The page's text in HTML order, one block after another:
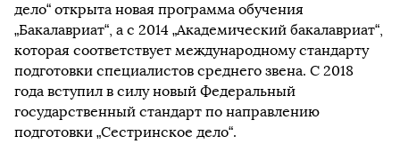
дело“ открыта новая программа обучения
„Бакалавриат“, а с 2014 „Академический бакалавриат“,
которая соответствует международному стандарту
подготовки специалистов среднего звена. С 2018
года вступил в силу новый Федеральный
государственный стандарт по направлению
подготовки „Сестринское дело“.